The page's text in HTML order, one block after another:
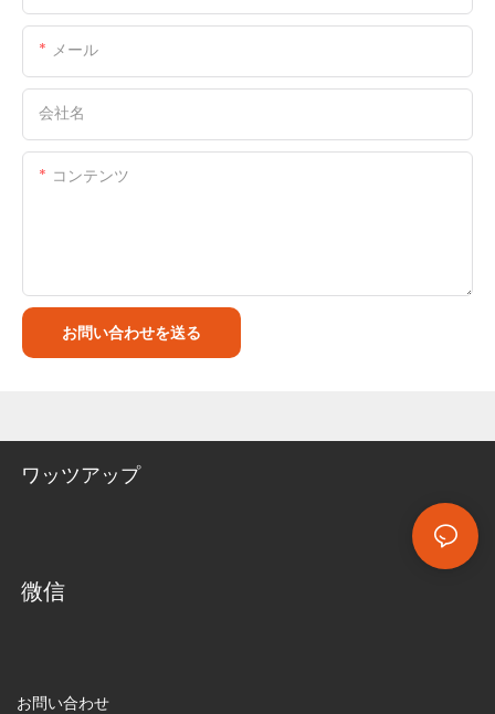
メール
会社名
コンテンツ
お問い合わせを送る
ワッツアップ
微信
お問い合わせ